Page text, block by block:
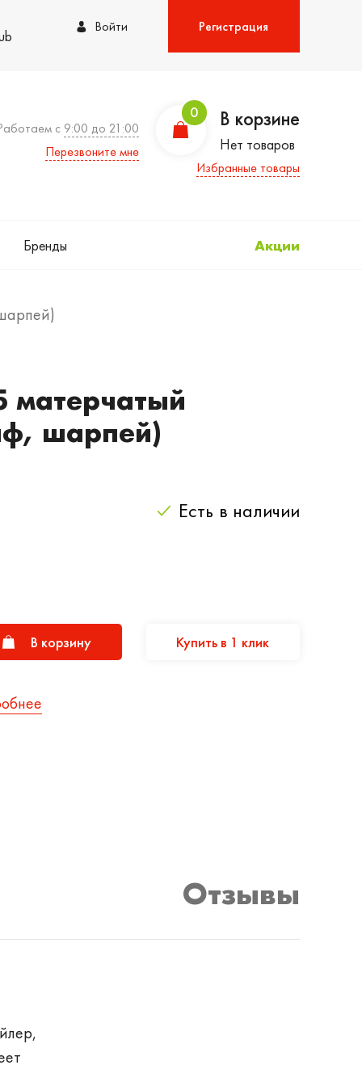
Войти Регистрация
с 9:00 до 21:00
Перезвоните мне
0 В корзине
Нет товаров
Избранные товары
Бренды Акции
шарпей)
Есть в наличии
В корзину Купить в 1 клик
Отзывы